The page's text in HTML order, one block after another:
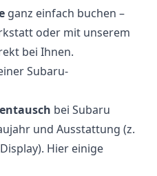
ganz einfach buchen –
oder mit unserem
bei Ihnen.
Subaru-
bei Subaru
und Ausstattung (z.
Hier einige